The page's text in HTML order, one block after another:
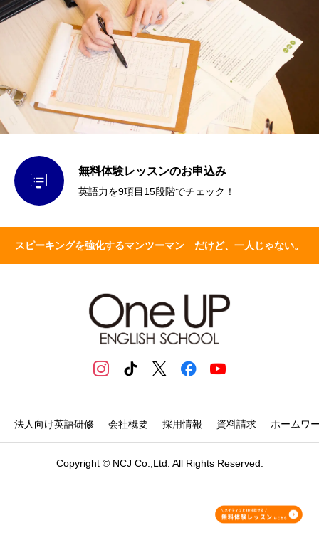
 無料体験レッスンのお申込み
英語力を9項目15段階でチェック！
スピーキングを強化するマンツーマン だけど、一人じゃない。
法人向け英語研修 会社概要 採用情報 資料請求 ホームワ
Copyright © NCJ Co.,Ltd. All Rights Reserved.